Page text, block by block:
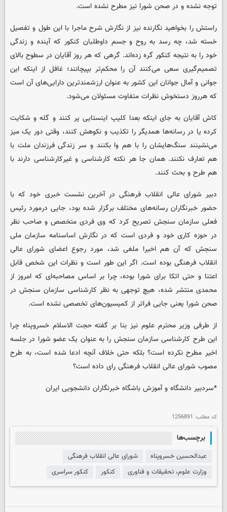
توجه نشده و در صحن شورا نیز مطرح نشده است.
راستش را بخواهید نگارنده نیز از نگارش شرح ماجرا با این طول و تفصیل
خسته شد، چه رسد به روح و جسم داوطلبان کنکور که آینده و زندگی
خود را به نتیجه کنکور گره زده‌اند. گرهی که هر روز آقایان در سطوح بالای
تصمیم‌گیری سعی می‌کنند آن را محکم‌تر بپیچانند؛ غافل از اینکه این
جوانی و آمال جوانان این کشور به عنوان ارزشمندترین دارایی‌های آن است
که هرروز دستخوش نظرات متفاوت مسئولان می‌شود.
کاش آقایان به جای اینکه بعدا کلیپ اینستایی پر کنند و گله و شکایت
کرده یا در رسانه‌ها همدیگر را تکذیب و نکوهش کنند، وقتی دور یک میز
می‌نشینند سنگ‌هایشان را با هم وا بکنند و سر زندگی فرزندان ملت با
هم تعارف نکنند. همان جا هر نکته کارشناسی و غیرکارشناسی دارند با
هم طرح و بحث کنند.
دبیر شورای عالی انقلاب فرهنگی در آخرین نشست خبری خود که با
حضور خبرنگاران رسانه‌های مختلف برگزار شده بود، جایی درمورد رئیس
فعلی سازمان سنجش تصریح کرد که وی فردی متخصص و صاحب نظر
در حوزه کاری خود و فردی است که در نگارش اساسنامه سازمان ملی
سنجش که آن هم اخیرا ملغی شد، مورد رجوع اعضای شورای عالی
انقلاب فرهنگی بوده است. اگر این طور است و نظرات این شخص قابل
اعتنا و حتی اتکا برای شورا بوده، چرا بر اساس مصاحبه‌ای که امروز از
محمدی منتشر شده، هیچ توجهی به نظر کارشناسی سازمان سنجش در
صحن شورا یعنی جایی فراتر از کمیسیون‌های تخصصی نشده است.
از طرفی وزیر محترم علوم نیز بنا بر گفته حجت الاسلام خسروپناه چرا
این طرح کارشناسی سازمان سنجش را به عنوان یک عضو شورا در جلسه
اخیر مطرح نکرده است؟ بلکه حتی خلاف آنچه ادعا شده است، به طرح
مصوب شورای عالی انقلاب فرهنگی رای داده است؟
*سردبیر دانشگاه و آموزش باشگاه خبرنگاران دانشجویی ایران
کد مطلب: 1256891
برچسب‌ها
عبدالحسین خسروپناه
شورای عالی انقلاب فرهنگی
وزارت علوم، تحقیقات و فناوری
کنکور کنکور سراسری